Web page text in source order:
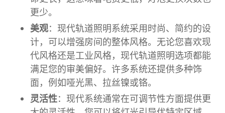
更少。
美观：现代轨道照明系统采用时尚、简约的设
计，可以增强房间的整体风格。无论您喜欢现
代风格还是工业风格，现代轨道照明选项都能
满足您的审美偏好。许多系统还提供多种饰
面，例如哑光黑、拉丝镍或铬。
灵活性：现代系统通常在可调节性方面提供更